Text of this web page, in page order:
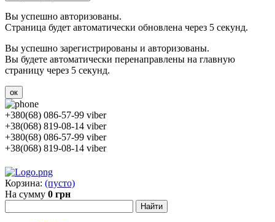
Вы успешно авторизованы.
Страница будет автоматически обновлена через 5 секунд.
Вы успешно зарегистрированы и авторизованы.
Вы будете автоматически перенаправлены на главную
страницу через 5 секунд.
ок
+380(68) 086-57-99 viber
+38(068) 819-08-14 viber
+380(68) 086-57-99 viber
+38(068) 819-08-14 viber
Корзина: (пусто)
На сумму 0 грн